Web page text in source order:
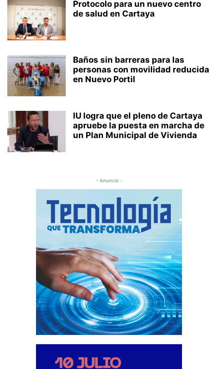
Protocolo para un nuevo centro
de salud en Cartaya
Baños sin barreras para las
personas con movilidad reducida
en Nuevo Portil
IU logra que el pleno de Cartaya
apruebe la puesta en marcha de
un Plan Municipal de Vivienda
- Anuncio -